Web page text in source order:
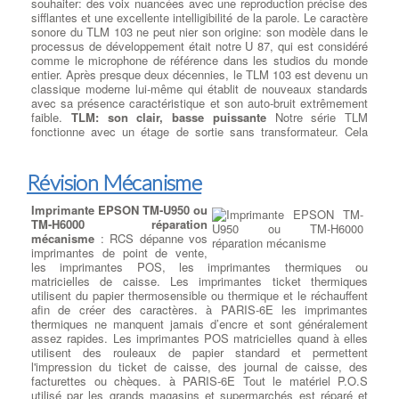
ATX, ou encore ATX), son évolutivité (USB 3.1, USB 3.0, SATA
III, PCI-express 2.0, etc.) ou son prix (de la carte mère petit prix
à la plus haut de gamme).
Suppression de virus et logiciels
malveillants
qu'un virus informatique ?
virus informatique est un
programme sournois qui
endommage votre ordinateur sans
votre permission, provoquant des
modifications indésirables et
nuisibles. Communément appelé 'malware', il s'agit d'un
logiciel malveillant . à PARIS-6E Éliminer les virus et les
malwares peut être problématique en fonction du type de fichier
téléchargé, de la durée de l'infection et des actions ultérieures
entreprises par l'utilisateur. à PARIS-6E Dans la plupart des cas,
notre équipe est en mesure derestaurer le système
d'exploitation de votre ordinateur , les programmes et de
récupérer les données d'origine. Dans de rares situations, il peut
être nécessaire de réinstaller le système tout en restaurant les
données utilisateur.
liquide est renversé, cela ne pénètre pas plus loin que le clavier,
mais il est toujours préférable de vite enlever toute source
d'alimentation et de retourner immédiatement le pc pour faire
ressortir le liquide. à PARIS-6E dans de nombreux cas les
réparations suivantes seront nécessaires : désoxydation de la
carte mère, remplacement des nappes et composants
défectueux, changement du clavier (cas d'un liquide sucré) etc
….: Trouver Un Réparateur Ordi Portable
Portables
Réparation ventilation et
thermique sur Pc portable: Un
dysfonctionnement du ventilateur
de votre ordinateur portable ou du
système de transfert thermique
peut sembler anodin, mais si
votre ordinateur surchauffe trop
(aérations bouchées, Thermic HS,
utilisation intensive etc ...), il risque de causer des problèmes
complexes à PARIS-6E Impossibilité de démarrer votre PC,
panne générale du CPU ou du GPU
, dégradation des chipsets,
perte de données. Si vous pensez que votre ventilateur est peut-
être en panne, apportez-le immédiatement à votre réparateur
sifflantes et une excellente intelligibilité de la parole. Le caractère
sonore du TLM 103 ne peut nier son origine: son modèle dans le
processus de développement était notre U 87, qui est considéré
comme le microphone de référence dans les studios du monde
entier. Après presque deux décennies, le TLM 103 est devenu un
classique moderne lui-même qui établit de nouveaux standards
avec sa présence caractéristique et son auto-bruit extrêmement
faible. TLM: son clair, basse puissanteNotre série TLM
fonctionne avec un étage de sortie sans transformateur. Cela
fréquences les plus basses. Son étage de sortie sans
transformateur rend également le microphone résistant aux
champs électromagnétiques et minimise les pertes de
transmission.Source :Neumann-Berlin
Quel processeur INTEL 8eme
Gén. à PARIS-6E: Le dernier
processeur Intel® Core ™ série U
de la 8e génération,
anciennement Whiskey Lake,
présente les améliorations
suivantes par rapport à son
prédécesseur publié au troisième
trimestre de 2017, anciennement Kaby Lake-R : Technologie
Intel® Turbo Boost 2.0 : Augmente dynamiquement la
fréquence du processeur, en fonction des besoins, en tirant parti
Révision Mécanisme
Imprimante EPSON TM-U950 ou
TM-H6000 réparation
mécanisme : RCS dépanne vos
imprimantes de point de vente,
les imprimantes POS, les imprimantes thermiques ou
matricielles de caisse. Les imprimantes ticket thermiques
utilisent du papier thermosensible ou thermique et le réchauffent
afin de créer des caractères. à PARIS-6E les imprimantes
thermiques ne manquent jamais d’encre et sont généralement
assez rapides. Les imprimantes POS matricielles quand à elles
utilisent des rouleaux de papier standard et permettent
l'impression du ticket de caisse, des journal de caisse, des
facturettes ou chèques. à PARIS-6E Tout le matériel P.O.S
utilisé par les grands magasins et supermarchés est réparé et